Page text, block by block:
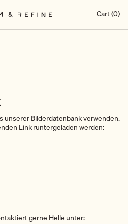
Cart (0)
unserer Bilderdatenbank verwenden.
Link runtergeladen werden:
gerne Helle unter: